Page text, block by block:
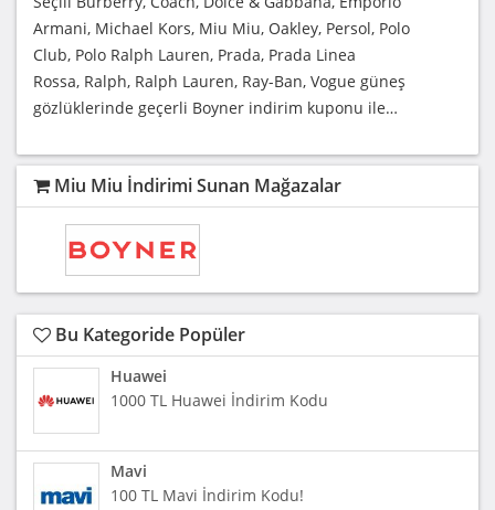
Armani, Michael Kors, Miu Miu, Oakley, Persol, Polo
Club, Polo Ralph Lauren, Prada, Prada Linea
Rossa, Ralph, Ralph Lauren, Ray-Ban, Vogue güneş
gözlüklerinde geçerli Boyner indirim kuponu ile…
Miu Miu İndirimi Sunan Mağazalar
Bu Kategoride Popüler
Huawei
1000 TL Huawei İndirim Kodu
Mavi
100 TL Mavi İndirim Kodu!